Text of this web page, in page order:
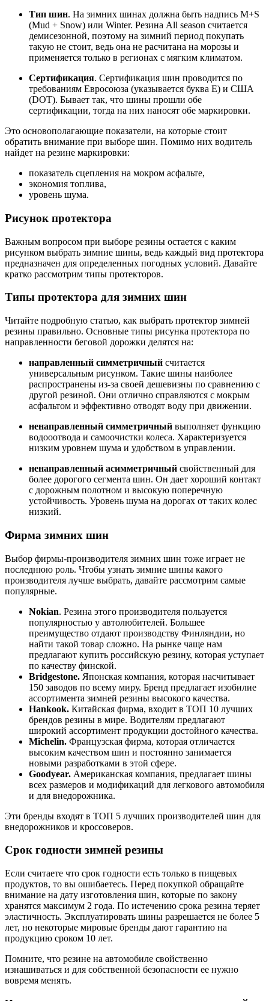
Тип шин. На зимних шинах должна быть надпись M+S
(Mud + Snow) или Winter. Резина All season считается
демисезонной, поэтому на зимний период покупать
такую не стоит, ведь она не расчитана на морозы и
применяется только в регионах с мягким климатом.
Сертификация. Сертификация шин проводится по
требованиям Евросоюза (указывается буква Е) и США
(DOT). Бывает так, что шины прошли обе
сертификации, тогда на них наносят обе маркировки.
Это основополагающие показатели, на которые стоит
обратить внимание при выборе шин. Помимо них водитель
найдет на резине маркировки:
показатель сцепления на мокром асфальте,
экономия топлива,
уровень шума.
Рисунок протектора
Важным вопросом при выборе резины остается с каким
рисунком выбрать зимние шины, ведь каждый вид протектора
предназначен для определенных погодных условий. Давайте
кратко рассмотрим типы протекторов.
Типы протектора для зимних шин
Читайте подробную статью, как выбрать протектор зимней
резины правильно. Основные типы рисунка протектора по
направленности беговой дорожки делятся на:
направленный симметричный считается
универсальным рисунком. Такие шины наиболее
распространены из-за своей дешевизны по сравнению с
другой резиной. Они отлично справляются с мокрым
асфальтом и эффективно отводят воду при движении.
ненаправленный симметричный выполняет функцию
водооотвода и самоочистки колеса. Характеризуется
низким уровнем шума и удобством в управлении.
ненаправленный асимметричный свойственный для
более дорогого сегмента шин. Он дает хороший контакт
с дорожным полотном и высокую поперечную
устойчивость. Уровень шума на дорогах от таких колес
низкий.
Фирма зимних шин
Выбор фирмы-производителя зимних шин тоже играет не
последнюю роль. Чтобы узнать зимние шины какого
производителя лучше выбрать, давайте рассмотрим самые
популярные.
Nokian. Резина этого производителя пользуется
популярностью у автолюбителей. Большее
преимущество отдают производству Финляндии, но
найти такой товар сложно. На рынке чаще нам
предлагают купить российскую резину, которая уступает
по качеству финской.
Bridgestone. Японская компания, которая насчитывает
150 заводов по всему миру. Бренд предлагает изобилие
ассортимента зимней резины высокого качества.
Hankook. Китайская фирма, входит в ТОП 10 лучших
брендов резины в мире. Водителям предлагают
широкий ассортимент продукции достойного качества.
Michelin. Французская фирма, которая отличается
высоким качеством шин и постоянно занимается
новыми разработками в этой сфере.
Goodyear. Американская компания, предлагает шины
всех размеров и модификаций для легкового автомобиля
и для внедорожника.
Эти бренды входят в ТОП 5 лучших производителей шин для
внедорожников и кроссоверов.
Срок годности зимней резины
Если считаете что срок годности есть только в пищевых
продуктов, то вы ошибаетесь. Перед покупкой обращайте
внимание на дату изготовления шин, которые по закону
хранятся максимум 2 года. По истечению срока резина теряет
эластичность. Эксплуатировать шины разрешается не более 5
лет, но некоторые мировые бренды дают гарантию на
продукцию сроком 10 лет.
Помните, что резине на автомобиле свойственно
изнашиваться и для собственной безопасности ее нужно
вовремя менять.